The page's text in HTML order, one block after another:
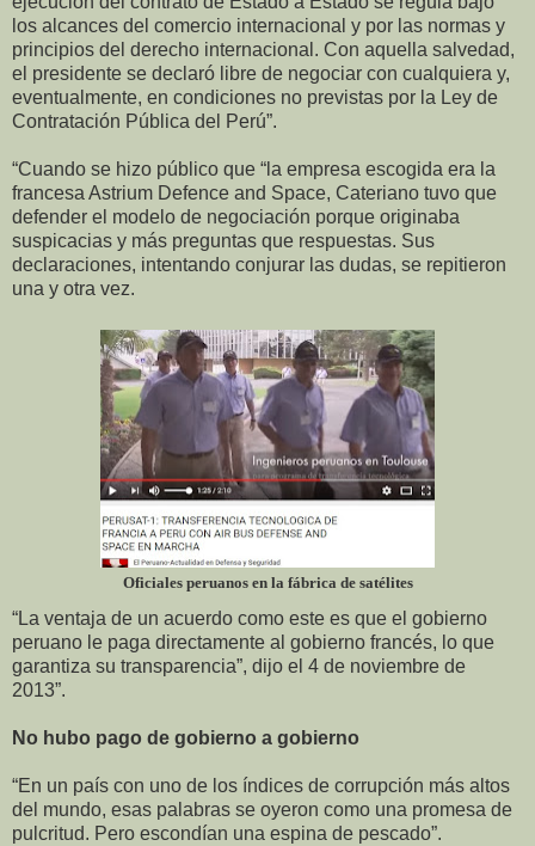
los alcances del comercio internacional y por las normas y
principios del derecho internacional. Con aquella salvedad,
el presidente se declaró libre de negociar con cualquiera y,
eventualmente, en condiciones no previstas por la Ley de
Contratación Pública del Perú”.
“Cuando se hizo público que “la empresa escogida era la
francesa Astrium Defence and Space, Cateriano tuvo que
defender el modelo de negociación porque originaba
suspicacias y más preguntas que respuestas. Sus
declaraciones, intentando conjurar las dudas, se repitieron
una y otra vez.
Oficiales peruanos en la fábrica de satélites
“La ventaja de un acuerdo como este es que el gobierno
peruano le paga directamente al gobierno francés, lo que
garantiza su transparencia”, dijo el 4 de noviembre de
2013”.
No hubo pago de gobierno a gobierno
“En un país con uno de los índices de corrupción más altos
del mundo, esas palabras se oyeron como una promesa de
pulcritud. Pero escondían una espina de pescado”.